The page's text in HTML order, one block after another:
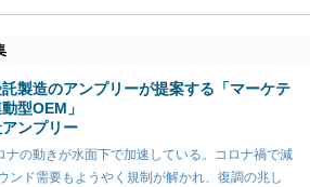
製造のアンプリーが提案する「マーケテ
型OEM」
ンプリー
ナの動きが水面下で加速している。コロナ禍で減
ンド需要もようやく規制が解かれ、復調の兆し